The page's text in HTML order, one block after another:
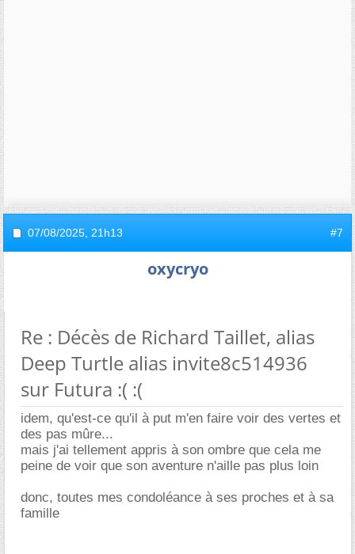
07/08/2025, 21h13 #7
oxycryo
Re : Décès de Richard Taillet, alias
Deep Turtle alias invite8c514936
sur Futura :( :(
idem, qu'est-ce qu'il à put m'en faire voir des vertes et
des pas mûre...
mais j'ai tellement appris à son ombre que cela me
peine de voir que son aventure n'aille pas plus loin
donc, toutes mes condoléance à ses proches et à sa
famille